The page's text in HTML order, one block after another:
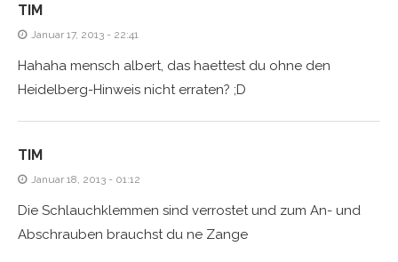
TIM
Januar 17, 2013 - 22:41
Hahaha mensch albert, das haettest du ohne den
Heidelberg-Hinweis nicht erraten? ;D
TIM
Januar 18, 2013 - 01:12
Die Schlauchklemmen sind verrostet und zum An- und
Abschrauben brauchst du ne Zange